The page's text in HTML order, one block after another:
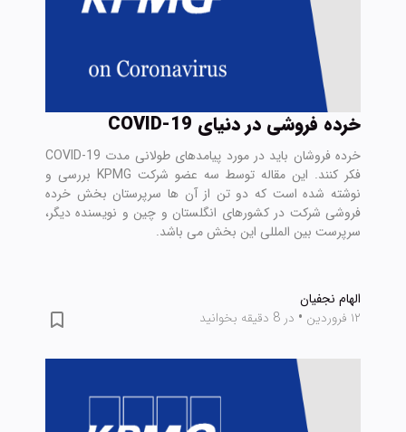
خرده فروشی در دنیای COVID-19
خرده فروشان باید در مورد پیامدهای طولانی مدت COVID-19
فکر کنند. این مقاله توسط سه عضو شرکت KPMG بررسی و
نوشته شده است که دو تن از آن ها سرپرستان بخش خرده
فروشی شرکت در کشورهای انگلستان و چین و نویسنده دیگر،
سرپرست بین المللی این بخش می باشد.
الهام نجفیان
۱۲ فروردین
• در 8 دقیقه بخوانید